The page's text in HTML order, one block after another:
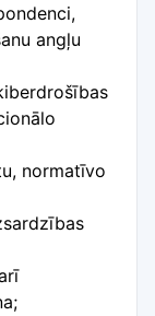
angļu
normatīvo